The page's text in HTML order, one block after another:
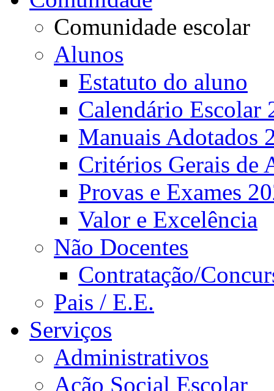
Comunidade escolar
Alunos
Estatuto do aluno
Calendário Escolar
Manuais Adotados
Critérios Gerais de
Provas e Exames
Valor e Excelência
Não Docentes
Contratação/
Pais / E.E.
Serviços
Administrativos
Ação Social Escolar